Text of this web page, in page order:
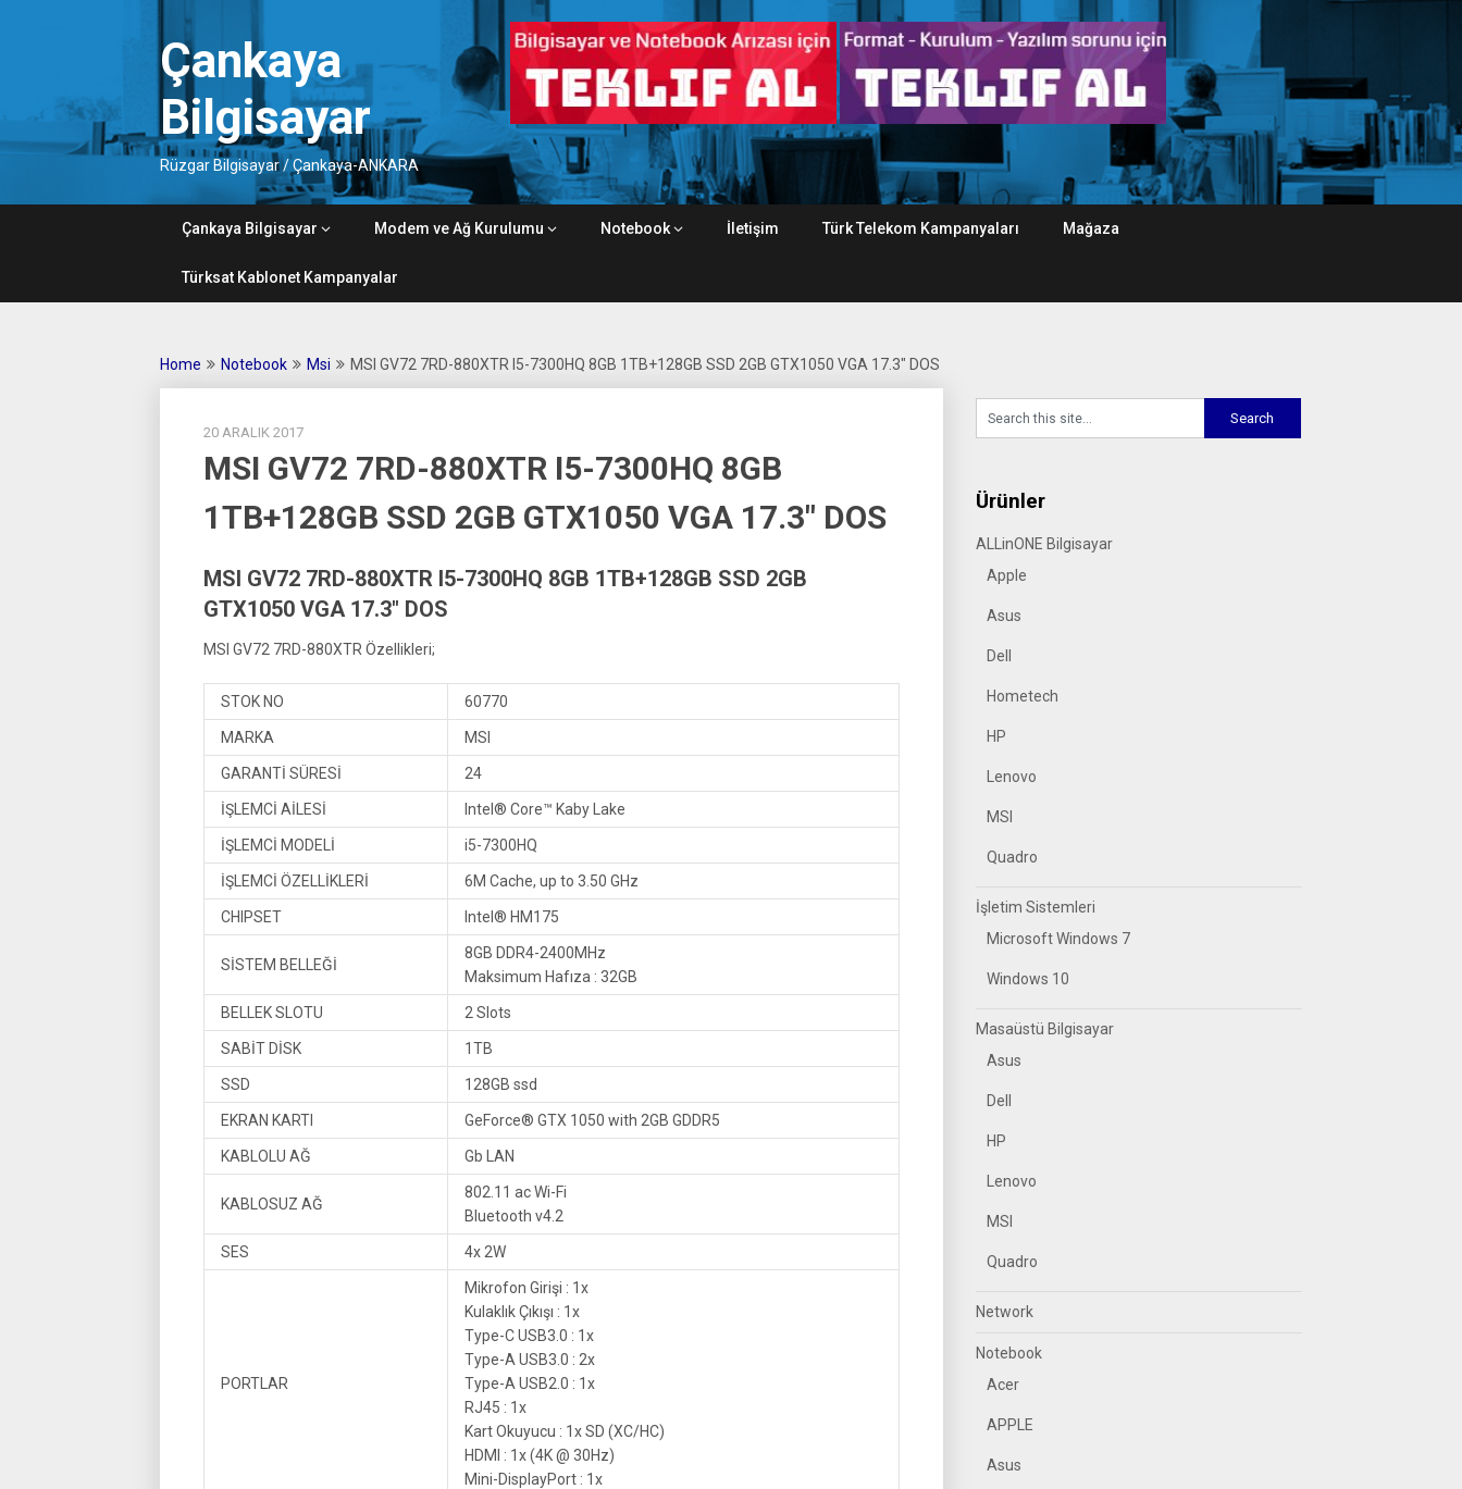
Çankaya
Bilgisayar
Rüzgar Bilgisayar / Çankaya-ANKARA
Çankaya Bilgisayar Modem ve Ağ Kurulumu Notebook İletişim Türk Telekom Kampanyaları Mağaza
Türksat Kablonet Kampanyalar
Home Notebook Msi MSI GV72 7RD-880XTR I5-7300HQ 8GB 1TB+128GB SSD 2GB GTX1050 VGA 17.3″ DOS
20 ARALIK 2017
MSI GV72 7RD-880XTR I5-7300HQ 8GB
1TB+128GB SSD 2GB GTX1050 VGA 17.3″ DOS
MSI GV72 7RD-880XTR I5-7300HQ 8GB 1TB+128GB SSD 2GB
GTX1050 VGA 17.3″ DOS
MSI GV72 7RD-880XTR Özellikleri;
STOK NO 60770
MARKA MSI
GARANTİ SÜRESİ 24
İŞLEMCİ AİLESİ Intel® Core™ Kaby Lake
İŞLEMCİ MODELİ i5-7300HQ
İŞLEMCİ ÖZELLİKLERİ 6M Cache, up to 3.50 GHz
CHIPSET Intel® HM175
SİSTEM BELLEĞİ
8GB DDR4-2400MHz
Maksimum Hafıza : 32GB
BELLEK SLOTU 2 Slots
SABİT DİSK 1TB
SSD 128GB ssd
EKRAN KARTI GeForce® GTX 1050 with 2GB GDDR5
KABLOLU AĞ Gb LAN
KABLOSUZ AĞ
802.11 ac Wi-Fi
Bluetooth v4.2
SES 4x 2W
PORTLAR
Mikrofon Girişi : 1x
Kulaklık Çıkışı : 1x
Type-C USB3.0 : 1x
Type-A USB3.0 : 2x
Type-A USB2.0 : 1x
RJ45 : 1x
Kart Okuyucu : 1x SD (XC/HC)
HDMI : 1x (4K @ 30Hz)
Mini-DisplayPort : 1x
Ürünler
ALLinONE Bilgisayar
Apple
Asus
Dell
Hometech
HP
Lenovo
MSI
Quadro
İşletim Sistemleri
Microsoft Windows 7
Windows 10
Masaüstü Bilgisayar
Asus
Dell
HP
Lenovo
MSI
Quadro
Network
Notebook
Acer
APPLE
Asus